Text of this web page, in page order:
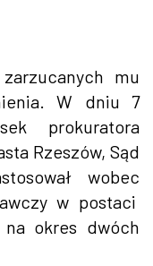
mu
W dniu 7
prokuratora
Rzeszów, Sąd
wobec
w postaci
na okres dwóch